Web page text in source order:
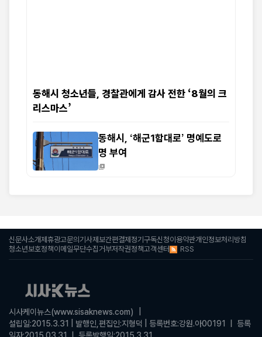
동해시 청소년들, 경찰관에게 감사 전한 ‘8월의 크
리스마스’
동해시, ‘해군1함대로’ 명예도로
명 부여
신문사소개제휴광고문의 기사제보간편결제 정기구독신청이용약관개인정보처리방침
청소년보호정책 이메일무단수집거부저작권정책고객센터 RSS
시사케이뉴스(www.sisaknews.com) |
설립일:2015.3.31 | 발행인,편집인:지형덕 | 등록번호:강원.아00191 ㅣ 등록